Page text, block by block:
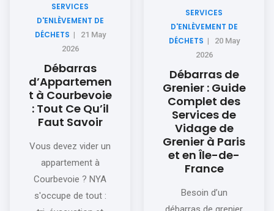
SERVICES
D'ENLÈVEMENT DE
DÉCHETS | 21 May
2026
Débarras
d’Appartemen
t à Courbevoie
: Tout Ce Qu’il
Faut Savoir
Vous devez vider un
appartement à
Courbevoie ? NYA
s'occupe de tout :
SERVICES
D'ENLÈVEMENT DE
DÉCHETS | 20 May
2026
Débarras de
Grenier : Guide
Complet des
Services de
Vidage de
Grenier à Paris
et en Île-de-
France
Besoin d’un